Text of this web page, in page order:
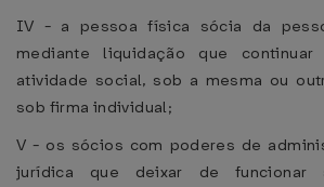
IV - a pessoa física sócia da
mediante liquidação que
atividade social, sob a mesma ou
sob firma individual;
V - os sócios com poderes de
jurídica que deixar de funcionar